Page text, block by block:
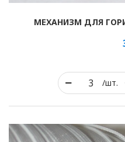
/шт.
МЕХАНИЗМ ДЛЯ